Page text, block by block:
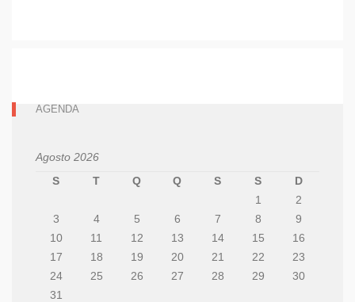
AGENDA
Agosto 2026
S
T Q Q S S
D
1
2
3
4 5 6 7 8
9
10
11 12 13 14 15
16
17
18 19 20 21 22
23
24
25 26 27 28 29
30
31